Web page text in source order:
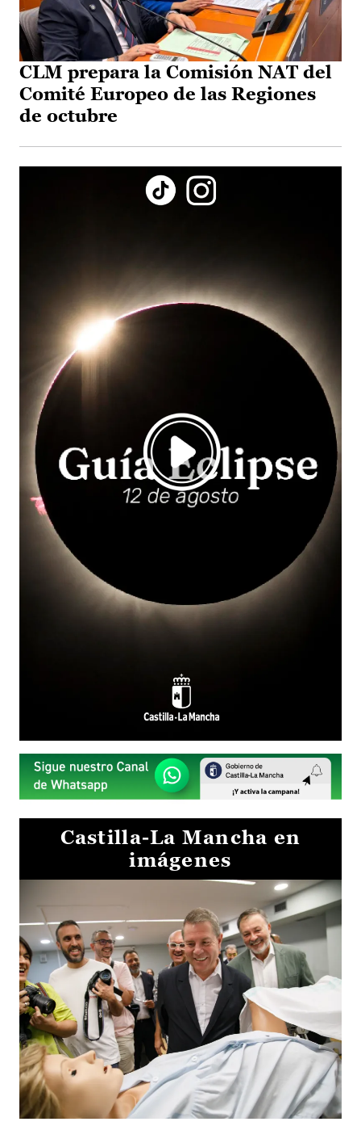
CLM prepara la Comisión NAT del
Comité Europeo de las Regiones
de octubre
Castilla-La Mancha en
imágenes